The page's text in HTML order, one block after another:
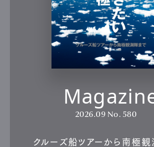
2026.09 No. 580
クルーズ船ツアーから南極観